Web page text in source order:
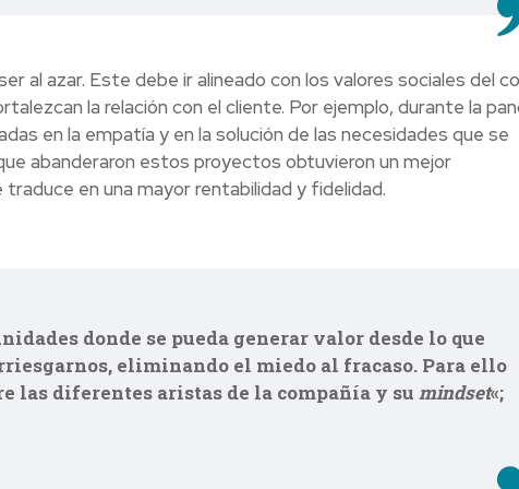
al azar. Este debe ir alineado con los valores sociales del
la relación con el cliente. Por ejemplo, durante la
en la empatía y en la solución de las necesidades que se
abanderaron estos proyectos obtuvieron un mejor
en una mayor rentabilidad y fidelidad.
donde se pueda generar valor desde lo que
eliminando el miedo al fracaso. Para ello
las diferentes aristas de la compañía y su mindset«;